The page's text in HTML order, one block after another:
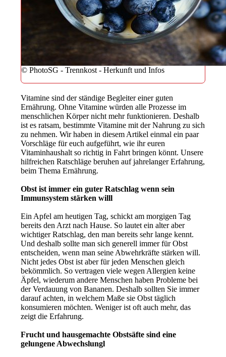
© PhotoSG - Trennkost - Herkunft und Infos
Vitamine sind der ständige Begleiter einer guten
Ernährung. Ohne Vitamine würden alle Prozesse im
menschlichen Körper nicht mehr funktionieren. Deshalb
ist es ratsam, bestimmte Vitamine mit der Nahrung zu sich
zu nehmen. Wir haben in diesem Artikel einmal ein paar
Vorschläge für euch aufgeführt, wie ihr euren
Vitaminhaushalt so richtig in Fahrt bringen könnt. Unsere
hilfreichen Ratschläge beruhen auf jahrelanger Erfahrung,
beim Thema Ernährung.
Obst ist immer ein guter Ratschlag wenn sein
Immunsystem stärken willl
Ein Apfel am heutigen Tag, schickt am morgigen Tag
bereits den Arzt nach Hause. So lautet ein alter aber
wichtiger Ratschlag, den man bereits sehr lange kennt.
Und deshalb sollte man sich generell immer für Obst
entscheiden, wenn man seine Abwehrkräfte stärken will.
Nicht jedes Obst ist aber für jeden Menschen gleich
bekömmlich. So vertragen viele wegen Allergien keine
Äpfel, wiederum andere Menschen haben Probleme bei
der Verdauung von Bananen. Deshalb sollten Sie immer
darauf achten, in welchem Maße sie Obst täglich
konsumieren möchten. Weniger ist oft auch mehr, das
zeigt die Erfahrung.
Frucht und hausgemachte Obstsäfte sind eine
gelungene Abwechslungl